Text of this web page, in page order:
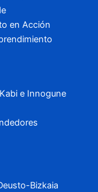
en Acción
e Innogune
Bizkaia